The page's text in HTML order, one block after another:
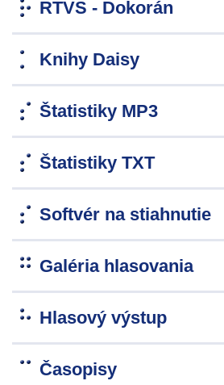
RTVS - Dokorán
Knihy Daisy
Štatistiky MP3
Štatistiky TXT
Softvér na stiahnutie
Galéria hlasovania
Hlasový výstup
Časopisy